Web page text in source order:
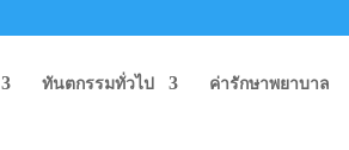
ทันตกรรมทั่วไป ค่ารักษาพยาบาล